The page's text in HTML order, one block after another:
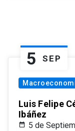
5 SEP
Luis Felipe
Ibáñez
5 de